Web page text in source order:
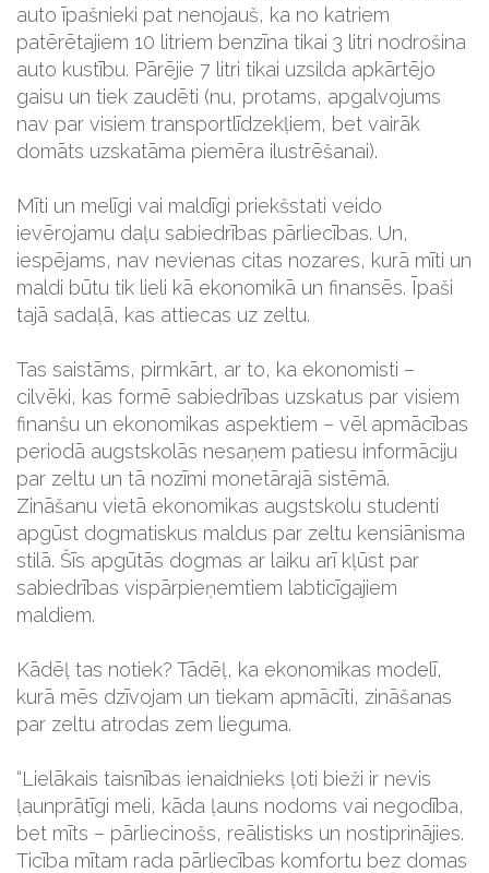
auto īpašnieki pat nenojauš, ka no katriem
patērētajiem 10 litriem benzīna tikai 3 litri nodrošina
auto kustību. Pārējie 7 litri tikai uzsilda apkārtējo
gaisu un tiek zaudēti (nu, protams, apgalvojums
nav par visiem transportlīdzekļiem, bet vairāk
domāts uzskatāma piemēra ilustrēšanai).
Mīti un melīgi vai maldīgi priekšstati veido
ievērojamu daļu sabiedrības pārliecības. Un,
iespējams, nav nevienas citas nozares, kurā mīti un
maldi būtu tik lieli kā ekonomikā un finansēs. Īpaši
tajā sadaļā, kas attiecas uz zeltu.
Tas saistāms, pirmkārt, ar to, ka ekonomisti –
cilvēki, kas formē sabiedrības uzskatus par visiem
finanšu un ekonomikas aspektiem – vēl apmācības
periodā augstskolās nesaņem patiesu informāciju
par zeltu un tā nozīmi monetārajā sistēmā.
Zināšanu vietā ekonomikas augstskolu studenti
apgūst dogmatiskus maldus par zeltu kensiānisma
stilā. Šīs apgūtās dogmas ar laiku arī kļūst par
sabiedrības vispārpieņemtiem labticīgajiem
maldiem.
Kādēļ tas notiek? Tādēļ, ka ekonomikas modelī,
kurā mēs dzīvojam un tiekam apmācīti, zināšanas
par zeltu atrodas zem lieguma.
“Lielākais taisnības ienaidnieks ļoti bieži ir nevis
ļaunprātīgi meli, kāda ļauns nodoms vai negodība,
bet mīts – pārliecinošs, reālistisks un nostiprinājies.
Ticība mītam rada pārliecības komfortu bez domas